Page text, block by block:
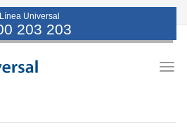
Línea Universal
203 203